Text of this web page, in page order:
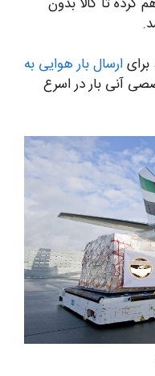
برایارسال بار هوایی به
آنی بار در اسرع